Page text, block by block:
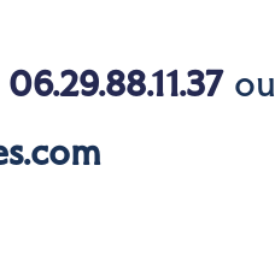
06.29.88.11.37ou